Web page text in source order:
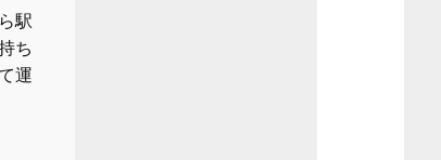
駅
ち
運